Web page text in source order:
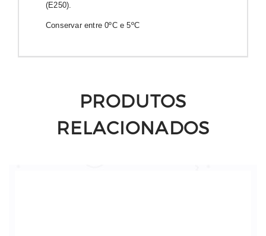
(E250).
Conservar entre 0ºC e 5ºC
PRODUTOS
RELACIONADOS